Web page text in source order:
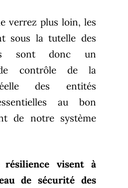
verrez plus loin, les
sous la tutelle des
sont donc un
contrôle de la
des entités
au bon
de notre système
visent à
de sécurité des